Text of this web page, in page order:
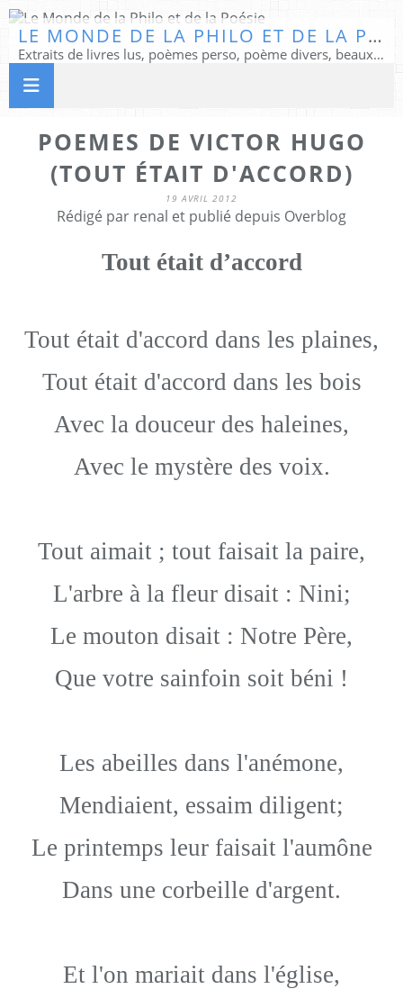
LE MONDE DE LA PHILO ET DE LA POÉSIE
Extraits de livres lus, poèmes perso, poème divers, beaux textes...
POEMES DE VICTOR HUGO
(TOUT ÉTAIT D'ACCORD)
19 AVRIL 2012
Rédigé par renal et publié depuis Overblog
Tout était d’accord
Tout était d'accord dans les plaines,
Tout était d'accord dans les bois
Avec la douceur des haleines,
Avec le mystère des voix.
Tout aimait ; tout faisait la paire,
L'arbre à la fleur disait : Nini;
Le mouton disait : Notre Père,
Que votre sainfoin soit béni !
Les abeilles dans l'anémone,
Mendiaient, essaim diligent;
Le printemps leur faisait l'aumône
Dans une corbeille d'argent.
Et l'on mariait dans l'église,